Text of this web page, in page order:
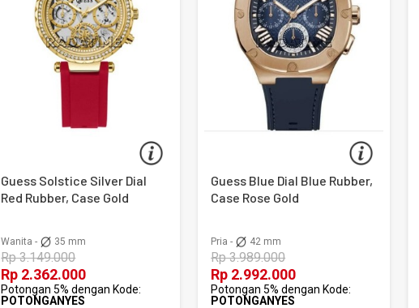
Guess Solstice Silver Dial
Red Rubber, Case Gold
Wanita - 35 mm
Rp 3.149.000
Rp 2.362.000
Potongan 5% dengan Kode:
POTONGANYES
Guess Blue Dial Blue Rubber,
Case Rose Gold
Pria - 42 mm
Rp 3.989.000
Rp 2.992.000
Potongan 5% dengan Kode:
POTONGANYES